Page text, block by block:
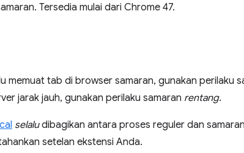
Tersedia mulai dari Chrome 47.
memuat tab di browser samaran, gunakan perilaku
jarak jauh, gunakan perilaku samaran rentang.
selaludibagikan antara proses reguler dan
setelan ekstensi Anda.